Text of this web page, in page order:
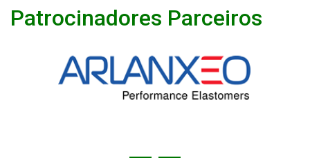
Patrocinadores Parceiros